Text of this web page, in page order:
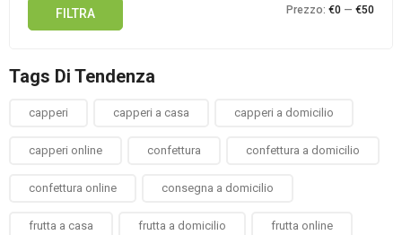
FILTRA Prezzo: €0 — €50
Tags Di Tendenza
capperi capperi a casa capperi a domicilio
capperi online confettura confettura a domicilio
confettura online consegna a domicilio
frutta a casa frutta a domicilio frutta online